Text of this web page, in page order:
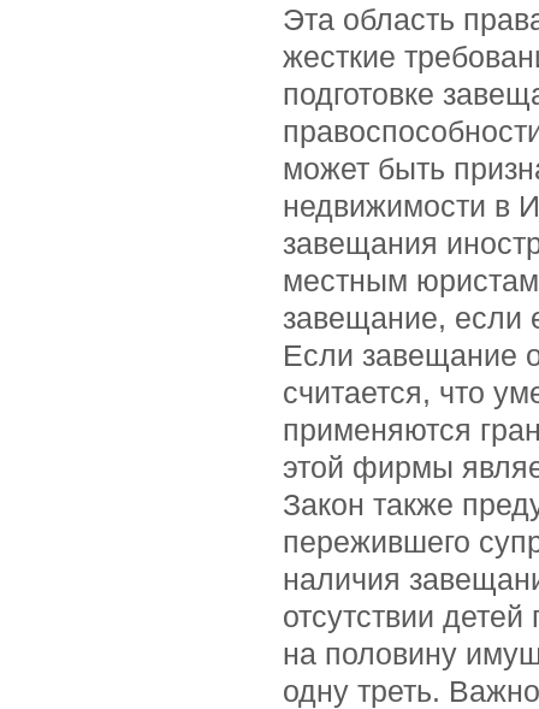
Эта область
жесткие
подготовке
может быть
недвижимости в
завещания
местным
завещание, если
Если завещание
считается, что
применяются
этой фирмы
Закон также
пережившего
наличия
отсутствии
на половину
одну треть.